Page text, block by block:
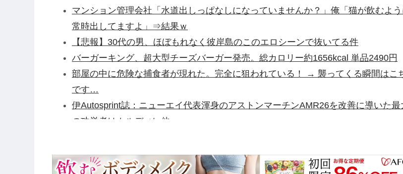
マンション管理会社「水道出しっぱなしになっていませんか？」俺「猫が飲むよ
常時出してますよ」⇒結果ｗ
【悲報】30代の男、ほぼもれなく彼岸島のこのエロシーンで抜いてる件
バーガーキング、超大型チーズバーガー発売。総カロリー約1656kcal 単品2490円
部屋の中に危険な捕食者が現れた。完全に狙われている！ → 襲ってくる瞬間はこ
です…
伊Autosprint誌：ニューエイ代表渾身のアストンマーチンAMR26を改善に導いた最
の功労者はカルディレ他
ル・・・・・・・・・他
【ガンダム閃光のハサウェイ】GGG「ギギ・アンダルシア 水着Ver.」フィギュア【